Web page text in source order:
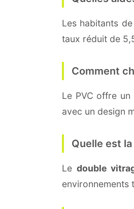
Les habitants
taux réduit de
Comment
Le PVC offre
avec un design
Quelle est
Le double
environnements